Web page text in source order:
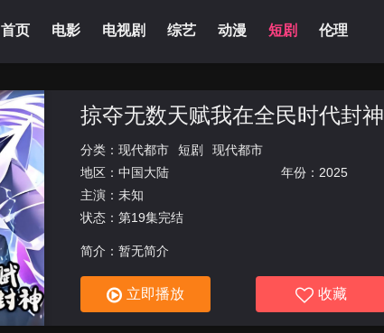
首页 电影 电视剧 综艺 动漫 短剧 伦理
掠夺无数天赋我在全民时代封神
分类： 现代都市 短剧
现代都市
地区： 中国大陆 年份： 2025
主演：未知
状态：第19集完结
简介：暂无简介
立即播放 收藏